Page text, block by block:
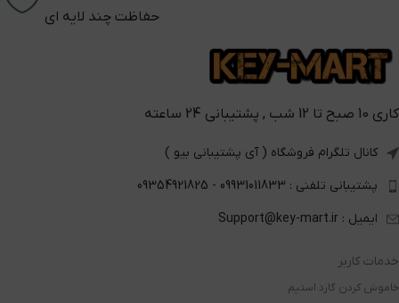
حفاظت چند لایه ای
کاری 10 صبح تا 12 شب , پشتیبانی 24 ساعته
کانال تلگرام فروشگاه ( آی پشتیبانی بیو )
پشتیبانی تلفنی : 09931011833 - 09354921825
ایمیل : Support@key-mart.ir
خدمات کاربر
خاموش کردن گارد استیم